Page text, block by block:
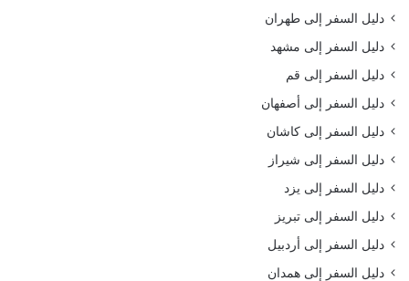
دليل السفر إلى طهران
دليل السفر إلى مشهد
دليل السفر إلى قم
دليل السفر إلى أصفهان
دليل السفر إلى كاشان
دليل السفر إلى شيراز
دليل السفر إلى يزد
دليل السفر إلى تبريز
دليل السفر إلى أردبيل
دليل السفر إلى همدان